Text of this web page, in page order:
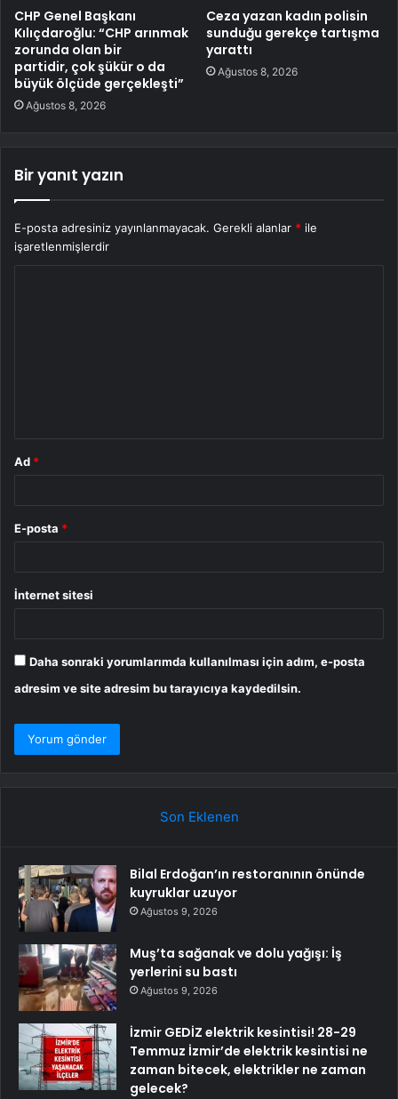
CHP Genel Başkanı
Kılıçdaroğlu: “CHP arınmak
zorunda olan bir
partidir, çok şükür o da
büyük ölçüde gerçekleşti”
Ağustos 8, 2026
Ceza yazan kadın polisin
sunduğu gerekçe tartışma
yarattı
Ağustos 8, 2026
Bir yanıt yazın
E-posta adresiniz yayınlanmayacak. Gerekli alanlar * ile
işaretlenmişlerdir
Ad *
E-posta *
İnternet sitesi
Daha sonraki yorumlarımda kullanılması için adım, e-posta
adresim ve site adresim bu tarayıcıya kaydedilsin.
Son Eklenen
Bilal Erdoğan’ın restoranının önünde
kuyruklar uzuyor
Ağustos 9, 2026
Muş’ta sağanak ve dolu yağışı: İş
yerlerini su bastı
Ağustos 9, 2026
İzmir GEDİZ elektrik kesintisi! 28-29
Temmuz İzmir’de elektrik kesintisi ne
zaman bitecek, elektrikler ne zaman
gelecek?